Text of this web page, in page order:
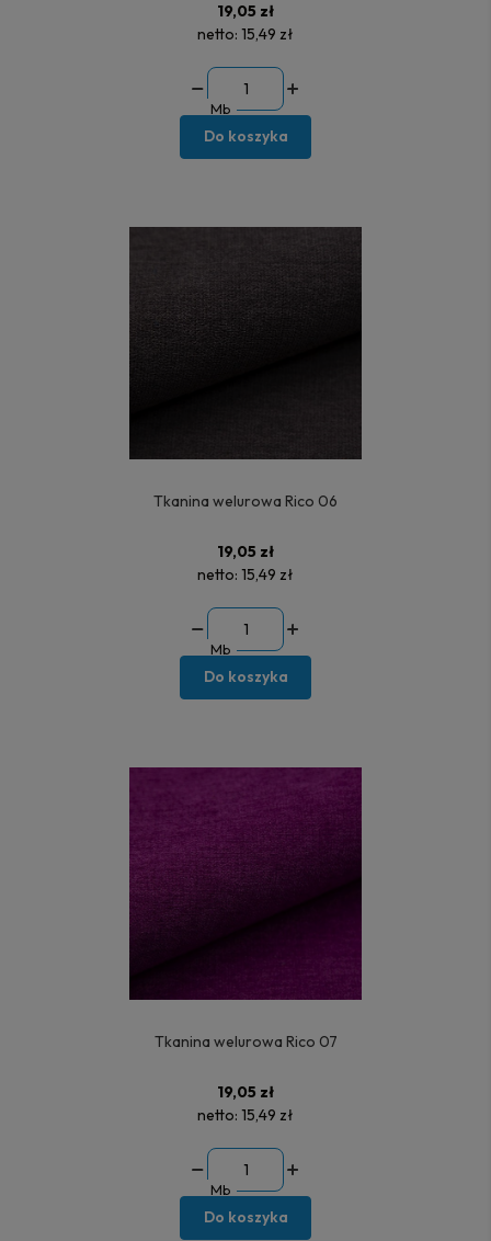
19,05 zł
netto: 15,49 zł
Mb
Do koszyka
Tkanina welurowa Rico 06
19,05 zł
netto: 15,49 zł
Mb
Do koszyka
Tkanina welurowa Rico 07
19,05 zł
netto: 15,49 zł
Mb
Do koszyka